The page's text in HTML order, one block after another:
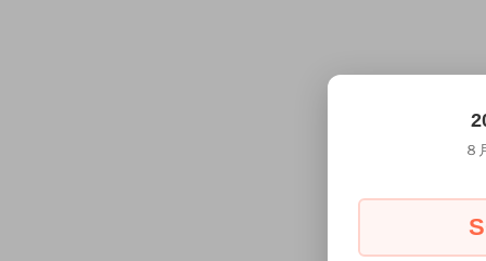
８